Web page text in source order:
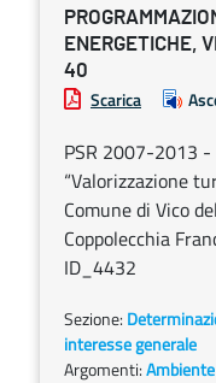
ENERGETICHE,
40
Scarica
PSR 2007-2013
“Valorizzazione
Comune di Vico
Coppolecchia
ID_4432
Sezione:
interesse generale
Argomenti: